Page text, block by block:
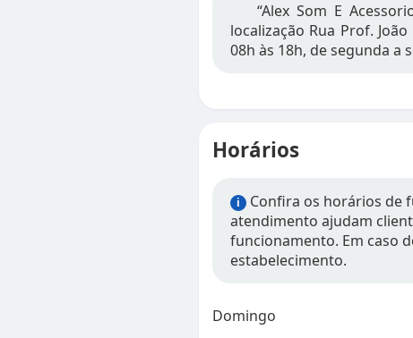
“Alex Som E
localização Rua Prof.
08h às 18h, de segunda a
Horários
i
Confira os horários de
atendimento ajudam
funcionamento. Em caso
estabelecimento.
Domingo